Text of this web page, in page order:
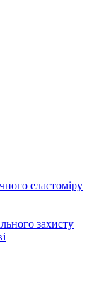
еластоміру
захисту